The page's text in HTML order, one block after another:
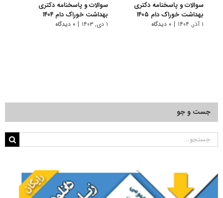
سوالات و پاسخنامه دکتری
بهداشت خوراک دام ۱۴۰۵
۱ آذر, ۱۴۰۴ | ۰ دیدگاه
سوالات و پاسخنامه دکتری
بهداشت خوراک دام ۱۴۰۴
۱ دی, ۱۴۰۳ | ۰ دیدگاه
جست و جو
جستجو